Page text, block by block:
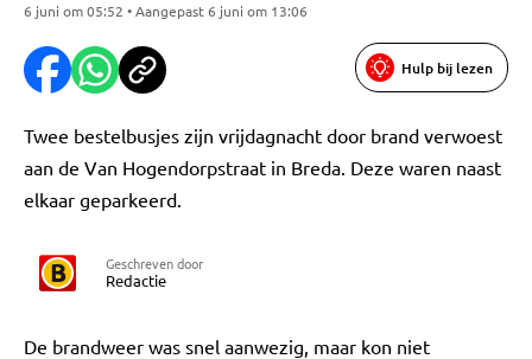
6 juni om 05:52 • Aangepast 6 juni om 13:06
Hulp bij lezen
Twee bestelbusjes zijn vrijdagnacht door brand verwoest
aan de Van Hogendorpstraat in Breda. Deze waren naast
elkaar geparkeerd.
Geschreven door
Redactie
De brandweer was snel aanwezig, maar kon niet